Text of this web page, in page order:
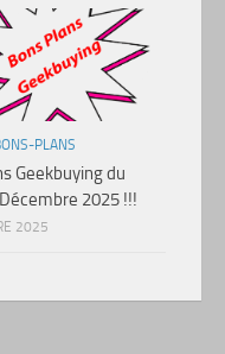
PLANS
Geekbuying du
2025 !!!
2025